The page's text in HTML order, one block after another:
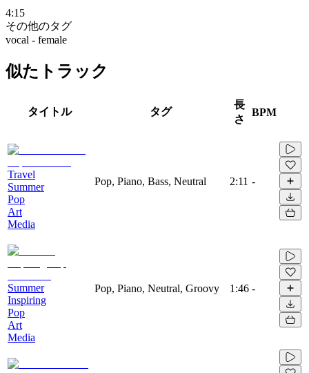
4:15
その他のタグ
vocal - female
似たトラック
タイトル タグ
長
さ
BPM
Travel
Summer
Pop
Art
Media
Pop, Piano, Bass, Neutral 2:11 -
Summer
Inspiring
Pop
Art
Media
Pop, Piano, Neutral, Groovy 1:46 -